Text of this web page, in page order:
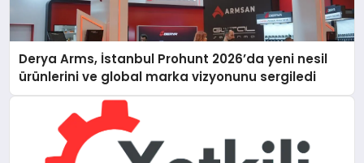
Derya Arms, İstanbul Prohunt 2026’da yeni nesil
ürünlerini ve global marka vizyonunu sergiledi